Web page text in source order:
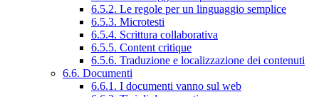
6.5.2. Le regole per un linguaggio semplice
6.5.3. Microtesti
6.5.4. Scrittura collaborativa
6.5.5. Content critique
6.5.6. Traduzione e localizzazione dei contenuti
6.6. Documenti
6.6.1. I documenti vanno sul web